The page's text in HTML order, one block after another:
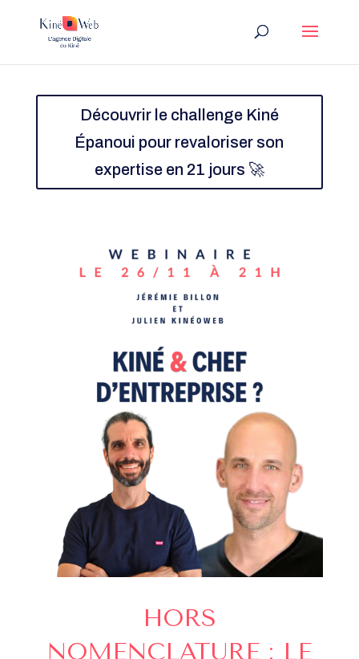
Découvrir le challenge Kiné
Épanoui pour revaloriser son
expertise en 21 jours 🚀
HORS
NOMENCLATURE : LE